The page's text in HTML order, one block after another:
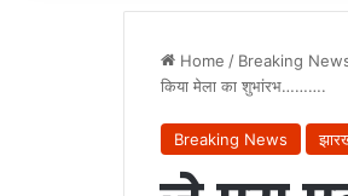
Home / Breaking
किया मेला का शुभांरभ……….
Breaking News